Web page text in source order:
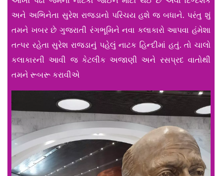
અને અભિનેતા સુરેશ રાજડાનો પરિચય હશે જ બધાને. પરંતુ શું
તમને ખબર છે ગુજરાતી રંગભૂમિને નવા કલાકારો આપવા હંમેશા
તત્પર રહેતા સુરેશ રાજડાનું પહેલું નાટક હિન્દીમાં હતું. તો ચાલો
કલાકારની આવી જ કેટલીક અજાણી અને રસપ્રદ વાતોથી
તમને રૂબરૂ કરાવીએ